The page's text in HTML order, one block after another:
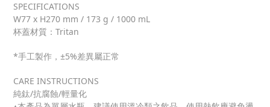
SPECIFICATIONS
W77 x H270 mm / 173 g / 1000 mL
杯蓋材質：Tritan
*手工製作，±5%差異屬正常
CARE INSTRUCTIONS
純鈦/抗腐蝕/輕量化